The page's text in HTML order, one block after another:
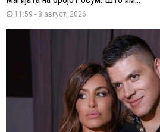
11:59 - 8 август, 2026